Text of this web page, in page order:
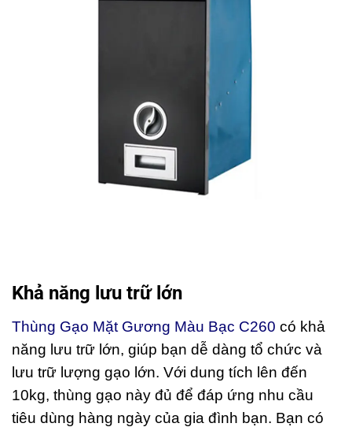
Khả năng lưu trữ lớn
Thùng Gạo Mặt Gương Màu Bạc C260 có khả
năng lưu trữ lớn, giúp bạn dễ dàng tổ chức và
lưu trữ lượng gạo lớn. Với dung tích lên đến
10kg, thùng gạo này đủ để đáp ứng nhu cầu
tiêu dùng hàng ngày của gia đình bạn. Bạn có